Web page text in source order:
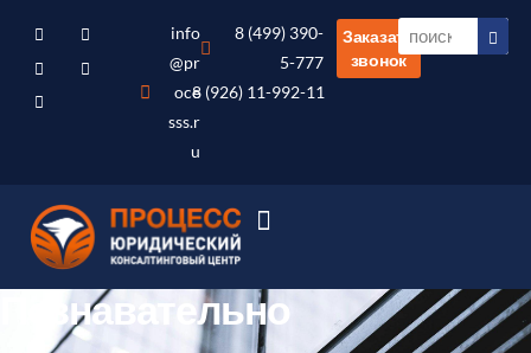
info
@pr
oce
sss.r
u
8 (499) 390-
5-777
8 (926) 11-992-11
Заказать
звонок
Познавательно